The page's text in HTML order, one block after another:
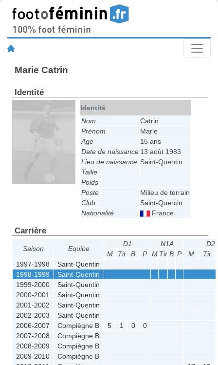
Marie Catrin
Identité
Identité
Nom
Catrin
Prénom
Marie
Age
15 ans
Date de naissance 13 août 1983
Lieu de naissance Saint-Quentin
Taille
Poids
Poste
Milieu de terrain
Club
Saint-Quentin
Nationalité
France
Carrière
Saison Equipe
D1 N1A
D2
M
Tit B P M Tit B P M
Tit
1997-1998
Saint-Quentin
1998-1999
Saint-Quentin
1999-2000
Saint-Quentin
2000-2001
Saint-Quentin
2001-2002
Saint-Quentin
2002-2003
Saint-Quentin
2006-2007
Compiègne B 5 1 0
0
2007-2008
Compiègne B
2008-2009
Compiègne B
2009-2010
Compiègne B